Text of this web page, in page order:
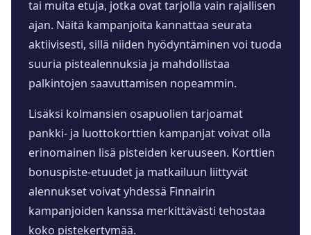
tai muita etuja, jotka ovat tarjolla vain rajallisen
ajan. Näitä kampanjoita kannattaa seurata
aktiivisesti, sillä niiden hyödyntäminen voi tuoda
suuria pistealennuksia ja mahdollistaa
palkintojen saavuttamisen nopeammin.
Lisäksi kolmansien osapuolien tarjoamat
pankki- ja luottokorttien kampanjat voivat olla
erinomainen lisä pisteiden keruuseen. Korttien
bonuspiste-etuudet ja matkailuun liittyvät
alennukset voivat yhdessä Finnairin
kampanjoiden kanssa merkittävästi tehostaa
koko pistekertymää.